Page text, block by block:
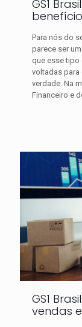
GS1
Para nós do
parece ser
que esse tipo
voltadas para
verdade. Na
Financeiro e
GS1
vendas